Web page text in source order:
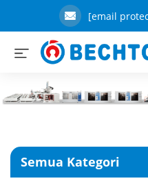
[email
Semua Kategori